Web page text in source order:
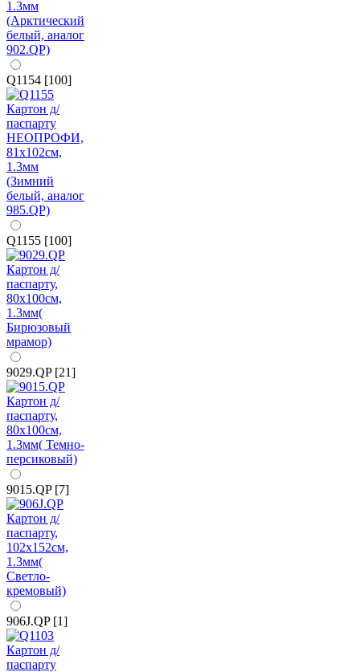
Q1154 [100]
Q1155 [100]
9029.QP [21]
9015.QP [7]
906J.QP [1]